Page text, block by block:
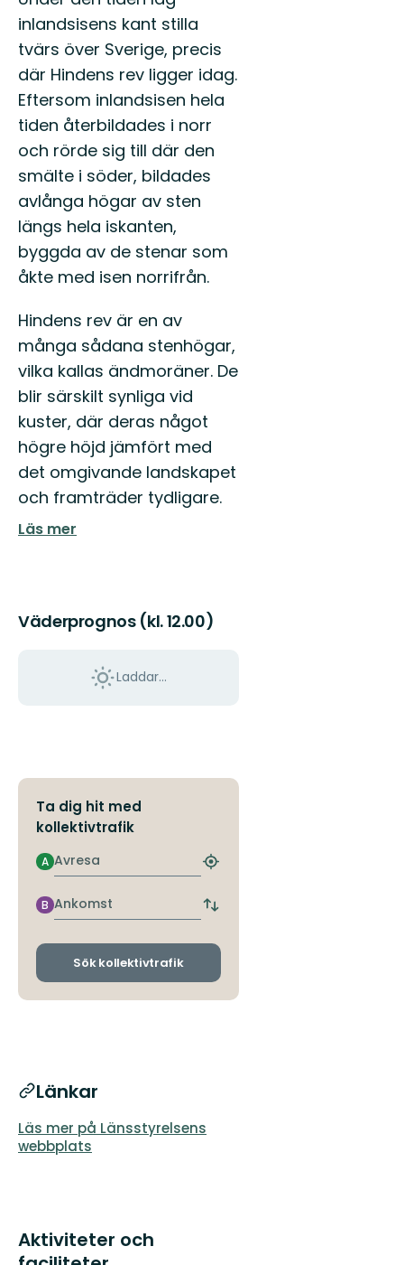
inlandsisens kant stilla
tvärs över Sverige, precis
där Hindens rev ligger idag.
Eftersom inlandsisen hela
tiden återbildades i norr
och rörde sig till där den
smälte i söder, bildades
avlånga högar av sten
längs hela iskanten,
byggda av de stenar som
åkte med isen norrifrån.
Hindens rev är en av
många sådana stenhögar,
vilka kallas ändmoräner. De
blir särskilt synliga vid
kuster, där deras något
högre höjd jämfört med
det omgivande landskapet
och framträder tydligare.
Läs mer
Väderprognos (kl. 12.00)
Laddar...
Ta dig hit med
kollektivtrafik
Avresa
A
Hitta
hållplats
Ankomst
B
Byt
och
Sök kollektivtrafik
Länkar
Läs mer på Länsstyrelsens
webbplats
Aktiviteter och